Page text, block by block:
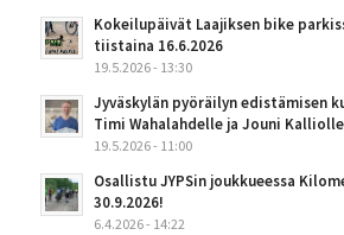
Kokeilupäivät Laajiksen bike
tiistaina 16.6.2026
19.5.2026 - 13:30
Jyväskylän pyöräilyn edistämisen
Timi Wahalahdelle ja Jouni Kalliolle
19.5.2026 - 11:00
Osallistu JYPSin joukkueessa
30.9.2026!
6.4.2026 - 14:22